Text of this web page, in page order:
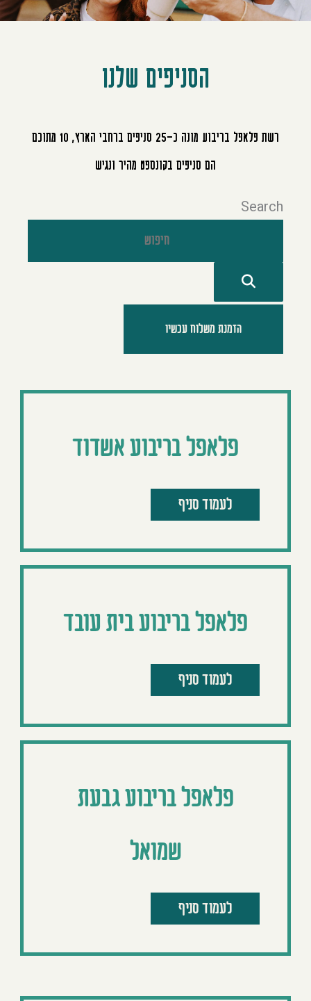
הסניפים שלנו
רשת פלאפל בריבוע מונה כ־25 סניפים ברחבי הארץ, 10 מתוכם
הם סניפים בקונספט מהיר ונגיש
Search
הזמנת משלוח עכשיו
פלאפל בריבוע אשדוד
לעמוד סניף
פלאפל בריבוע בית עובד
לעמוד סניף
פלאפל בריבוע גבעת
שמואל
לעמוד סניף